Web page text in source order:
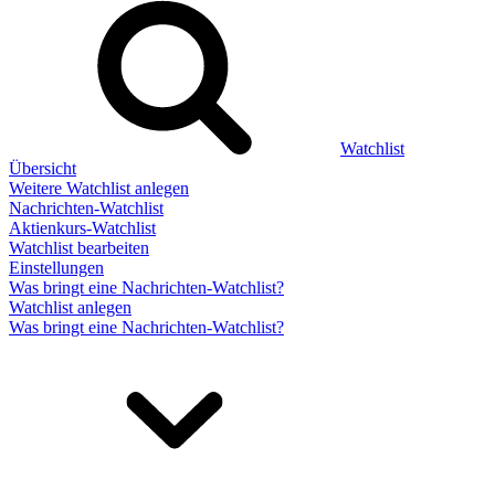
Watchlist
Übersicht
Weitere Watchlist anlegen
Nachrichten-Watchlist
Aktienkurs-Watchlist
Watchlist bearbeiten
Einstellungen
Was bringt eine Nachrichten-Watchlist?
Watchlist anlegen
Was bringt eine Nachrichten-Watchlist?